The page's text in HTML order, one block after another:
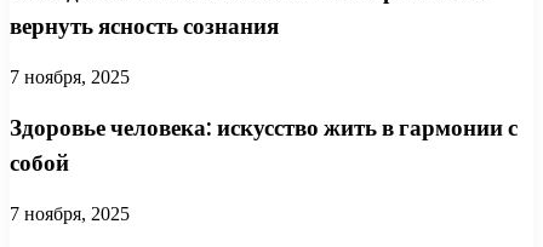
вернуть ясность сознания
7 ноября, 2025
Здоровье человека: искусство жить в гармонии с
собой
7 ноября, 2025